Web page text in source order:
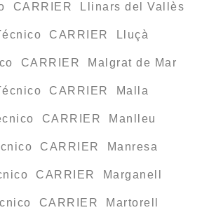
CARRIER Llinars del Vallès
CARRIER Lluçà
CARRIER Malgrat de Mar
CARRIER Malla
CARRIER Manlleu
CARRIER Manresa
CARRIER Marganell
CARRIER Martorell